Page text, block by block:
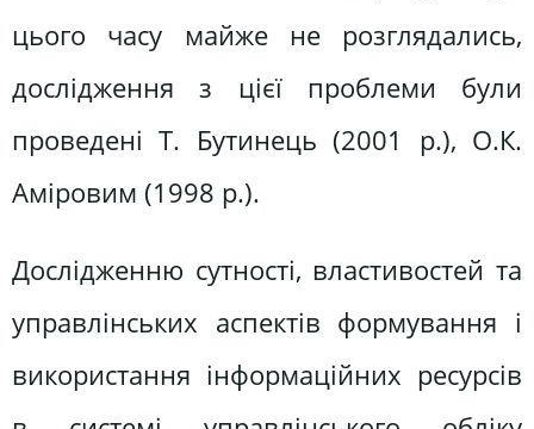
цього часу майже не розглядались,
дослідження з цієї проблеми були
проведені Т. Бутинець (2001 р.), О.К.
Аміровим (1998 р.).
Дослідженню сутності, властивостей та
управлінських аспектів формування і
використання інформаційних ресурсів